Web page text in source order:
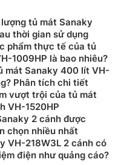
tủ mát Sanaky
thời gian sử dụng
phẩm thực tế của tủ
1009HP là bao nhiêu?
mát Sanaky 400 lít VH-
Phân tích chi tiết
vượt trội của tủ mát
VH-1520HP
2 cánh được
chọn nhiều nhất
VH-218W3L 2 cánh có
điện như quảng cáo?